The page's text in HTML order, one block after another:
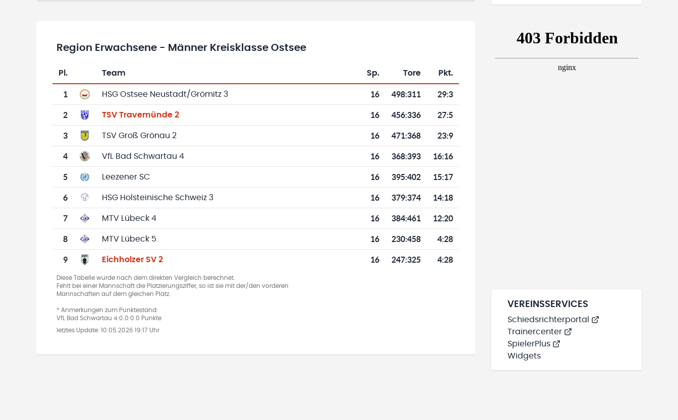
Region Erwachsene - Männer Kreisklasse Ostsee
Tabelle mit Vereinsplatzierungen, Spielen, Toren und Punkten
Pl. Team Sp. Tore Pkt.
1 HSG Ostsee Neustadt/Grömitz 3 16 498:311 29:3
2 TSV Travemünde 2 16 456:336 27:5
3 TSV Groß Grönau 2 16 471:368 23:9
4 VfL Bad Schwartau 4 16 368:393 16:16
5 Leezener SC 16 395:402 15:17
6 HSG Holsteinische Schweiz 3 16 379:374 14:18
7 MTV Lübeck 4 16 384:461 12:20
8 MTV Lübeck 5 16 230:458 4:28
9 Eichholzer SV 2 16 247:325 4:28
Diese Tabelle wurde nach dem direkten Vergleich berechnet.
Fehlt bei einer Mannschaft die Platzierungsziffer, so ist sie mit der/den vorderen
Mannschaften auf dem gleichen Platz.
* Anmerkungen zum Punktestand:
VfL Bad Schwartau 4:0.0:0.0 Punkte
letztes Update: 10.05.2026 19:17 Uhr
VEREINSSERVICES
Schiedsrichterportal
Trainercenter
SpielerPlus
Widgets